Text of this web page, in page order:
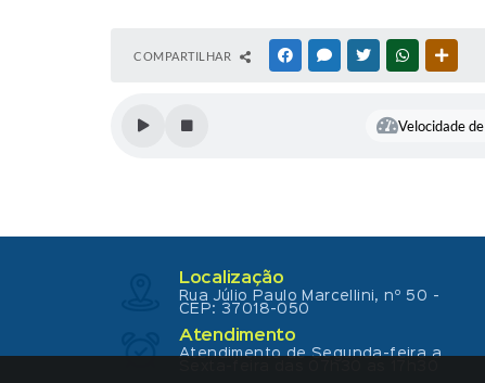
COMPARTILHAR FACEBOOKMESSENGER
TWITTERWHATSAPP
Velocidade
Localização
Rua Júlio Paulo Marcellini, nº 50 -
CEP: 37018-050
Atendimento
Atendimento de Segunda-feira a